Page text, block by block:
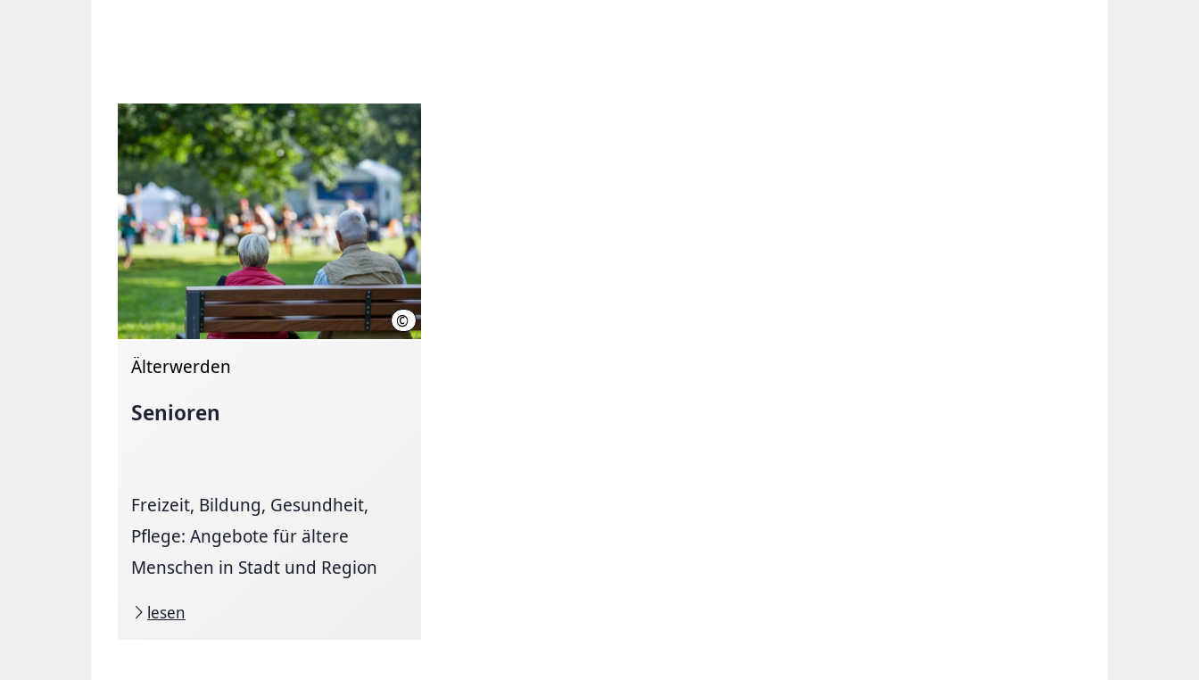
© Region Hannover, Schiermann
Älterwerden
Senioren
Freizeit, Bildung, Gesundheit,
Pflege: Angebote für ältere
Menschen in Stadt und Region
lesen